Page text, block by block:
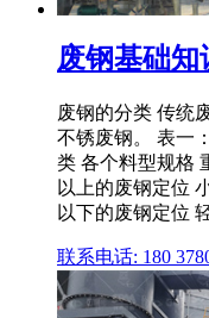
废钢基础知
废钢的分类 传统
不锈废钢。 表一
类 各个料型规格
以上的废钢定位
以下的废钢定位
联系电话: 180